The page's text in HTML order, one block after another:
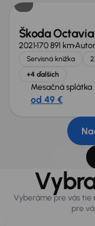
Škoda Octavia
2021170 891 km
Servisná knižka
+4 ďalších
Mesačná splátka
od 49 €
Vyberáme pre vás tie
pre